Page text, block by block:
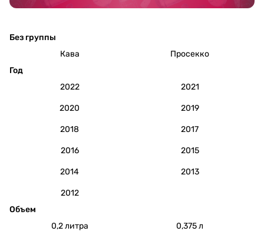
Без группы
Кава
Просекко
Год
2022
2021
2020 2019
2018 2017
2016 2015
2014 2013
2012
Объем
0,2 литра
0,375 л